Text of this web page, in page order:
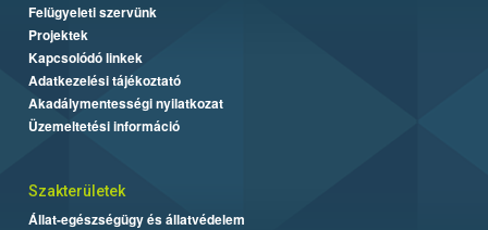
Felügyeleti szervünk
Projektek
Kapcsolódó linkek
Adatkezelési tájékoztató
Akadálymentességi nyilatkozat
Üzemeltetési információ
Szakterületek
Állat-egészségügy és állatvédelem